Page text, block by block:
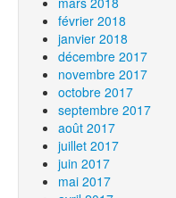
février 2018
janvier 2018
décembre 2017
novembre 2017
octobre 2017
septembre 2017
août 2017
juillet 2017
juin 2017
mai 2017